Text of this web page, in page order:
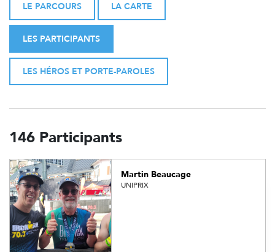
LE PARCOURS LA CARTE
LES PARTICIPANTS
LES HÉROS ET PORTE-PAROLES
146 Participants
Martin Beaucage
UNIPRIX